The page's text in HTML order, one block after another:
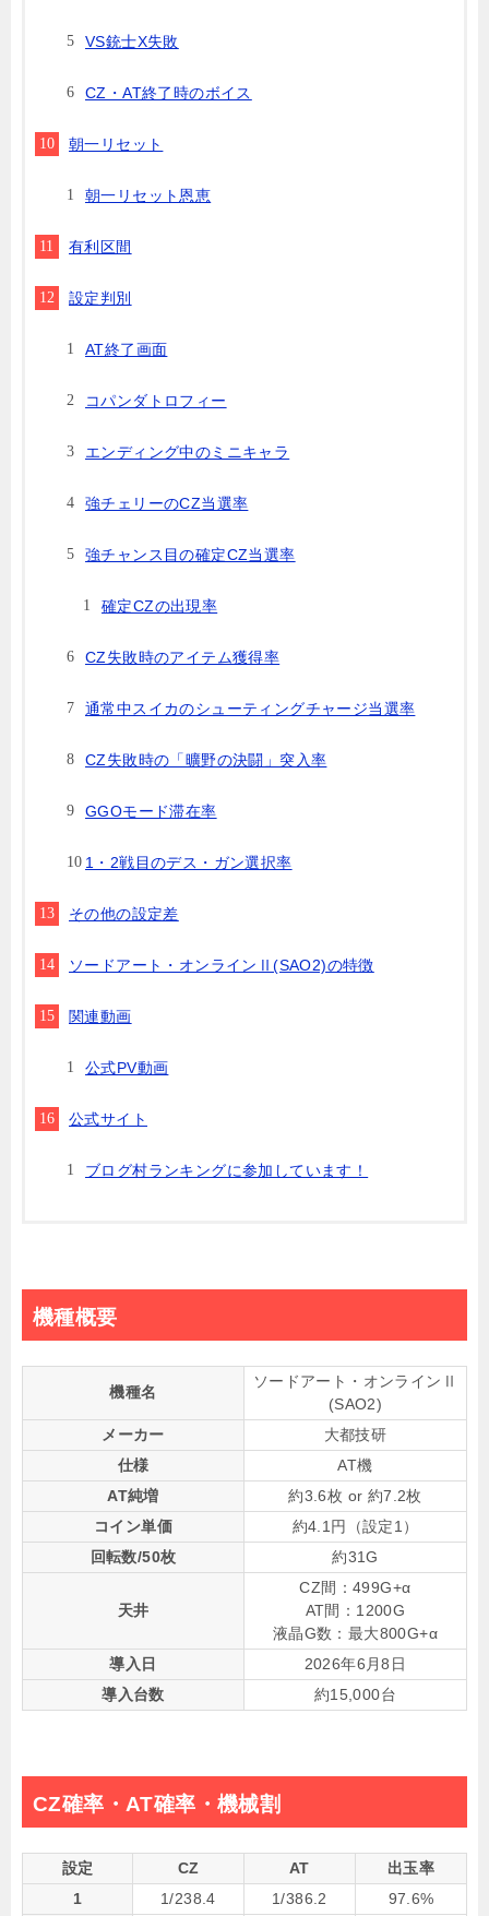
VS銃士X失敗
CZ・AT終了時のボイス
朝一リセット
朝一リセット恩恵
有利区間
設定判別
AT終了画面
コパンダトロフィー
エンディング中のミニキャラ
強チェリーのCZ当選率
強チャンス目の確定CZ当選率
確定CZの出現率
CZ失敗時のアイテム獲得率
通常中スイカのシューティングチャージ当選率
CZ失敗時の「曠野の決闘」突入率
GGOモード滞在率
1・2戦目のデス・ガン選択率
その他の設定差
ソードアート・オンラインⅡ(SAO2)の特徴
関連動画
公式PV動画
公式サイト
ブログ村ランキングに参加しています！
機種概要
機種名
ソードアート・オンラインⅡ
(SAO2)
メーカー
大都技研
仕様
AT機
AT純増
約3.6枚 or 約7.2枚
コイン単価
約4.1円（設定1）
回転数/50枚
約31G
天井
CZ間：499G+α
AT間：1200G
液晶G数：最大800G+α
導入日
2026年6月8日
導入台数
約15,000台
CZ確率・AT確率・機械割
設定 CZ AT
出玉率
1
1/238.4 1/386.2 97.6%